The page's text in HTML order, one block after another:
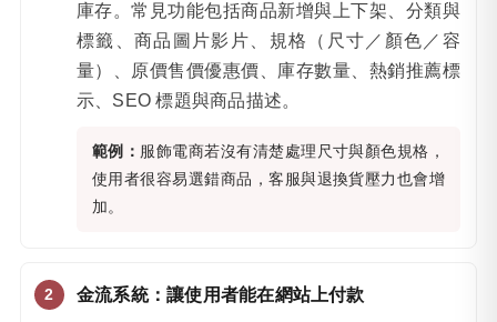
庫存。常見功能包括商品新增與上下架、分類與
標籤、商品圖片影片、規格（尺寸／顏色／容
量）、原價售價優惠價、庫存數量、熱銷推薦標
示、SEO 標題與商品描述。
範例： 服飾電商若沒有清楚處理尺寸與顏色規格，
使用者很容易選錯商品，客服與退換貨壓力也會增
加。
金流系統：讓使用者能在網站上付款